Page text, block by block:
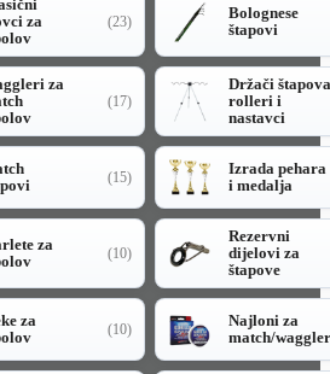
za
(23)
Bolognese
štapovi
za
(17)
Držači štapova
rolleri i
nastavci
(15)
Izrada pehara
i medalja
za
(10)
Rezervni
dijelovi za
štapove
za
(10)
Najloni za
match/waggler